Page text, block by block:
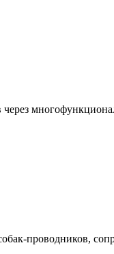
через
проводников,